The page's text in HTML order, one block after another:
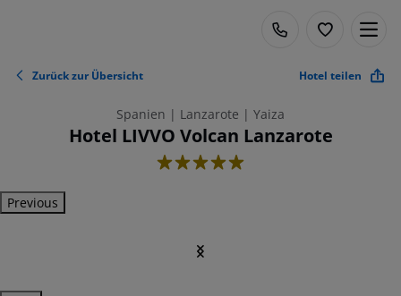
Zurück zur Übersicht Hotel teilen
Spanien | Lanzarote | Yaiza
Hotel LIVVO Volcan Lanzarote
5
Previous